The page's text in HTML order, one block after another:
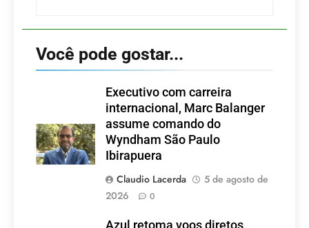
Você pode gostar...
Executivo com carreira
internacional, Marc Balanger
assume comando do
Wyndham São Paulo
Ibirapuera
Claudio Lacerda
5 de agosto de
2026
0
Azul retoma voos diretos